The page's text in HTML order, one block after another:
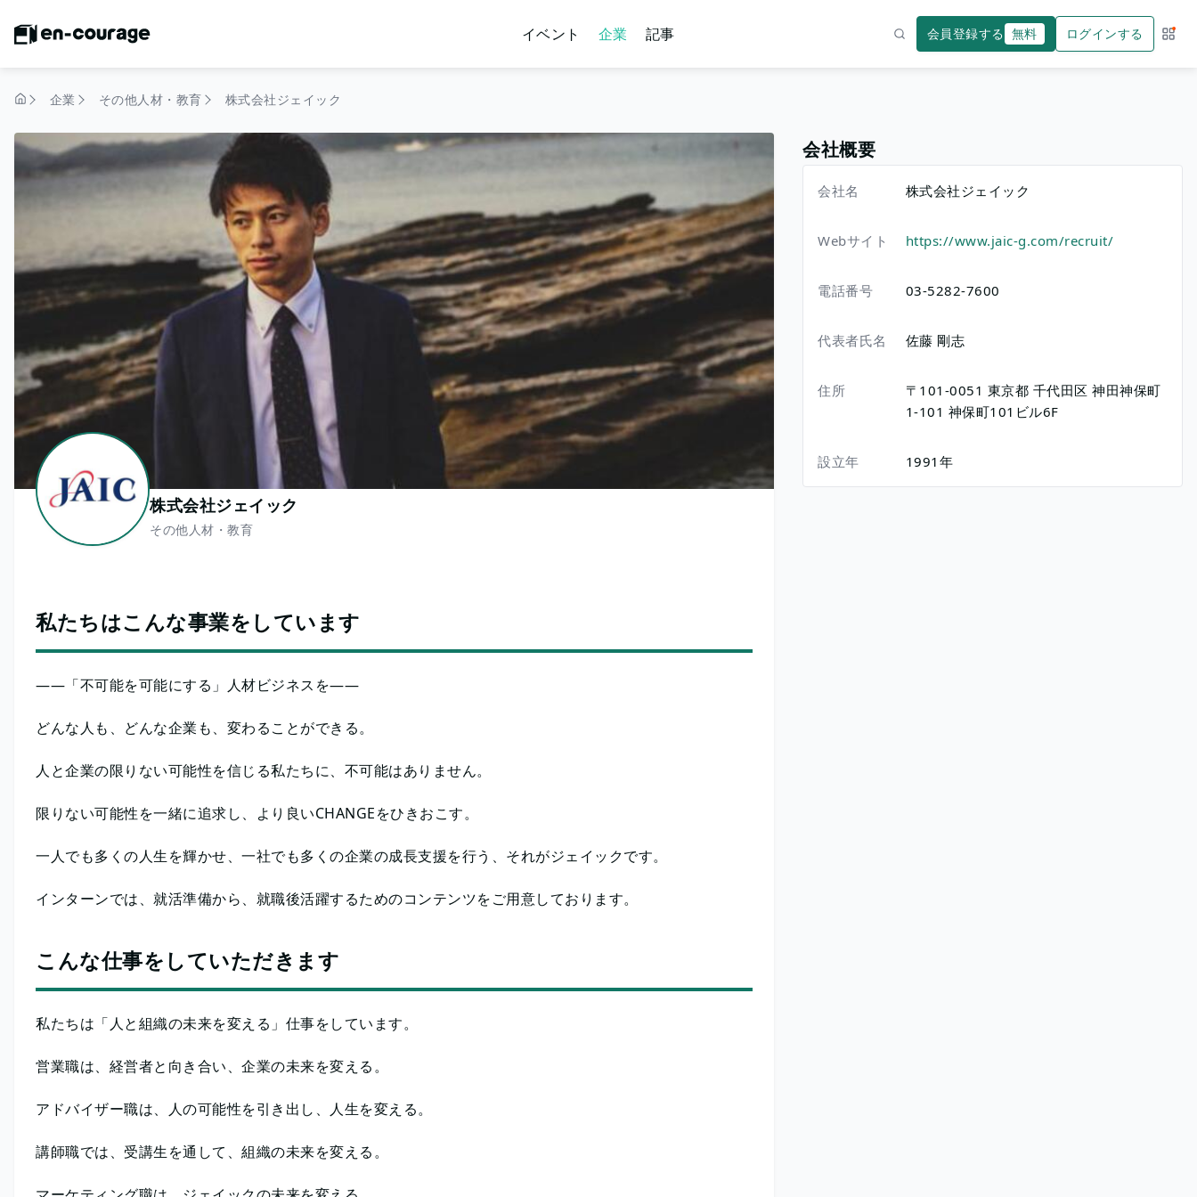
イベント 企業 記事 会員登録する 無料 ログインする サー
企業 その他人材・教育 株式会社ジェイック
株式会社ジェイック
その他人材・教育
私たちはこんな事業をしています
――「不可能を可能にする」人材ビジネスを――
どんな人も、どんな企業も、変わることができる。
人と企業の限りない可能性を信じる私たちに、不可能はありません。
限りない可能性を一緒に追求し、より良いCHANGEをひきおこす。
一人でも多くの人生を輝かせ、一社でも多くの企業の成長支援を行う、それがジェイックです。
インターンでは、就活準備から、就職後活躍するためのコンテンツをご用意しております。
こんな仕事をしていただきます
私たちは「人と組織の未来を変える」仕事をしています。
営業職は、経営者と向き合い、企業の未来を変える。
アドバイザー職は、人の可能性を引き出し、人生を変える。
講師職では、受講生を通して、組織の未来を変える。
会社概要
会社名 株式会社ジェイック
Webサイト https://www.jaic-g.com/recruit/
電話番号 03-5282-7600
代表者氏名 佐藤 剛志
住所 〒101-0051 東京都 千代田区 神田神保町
1-101 神保町101ビル6F
設立年 1991年